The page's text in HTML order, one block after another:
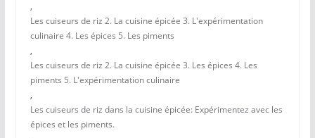
,
Les cuiseurs de riz 2. La cuisine épicée 3. L'expérimentation
culinaire 4. Les épices 5. Les piments
,
Les cuiseurs de riz 2. La cuisine épicée 3. Les épices 4. Les
piments 5. L'expérimentation culinaire
,
Les cuiseurs de riz dans la cuisine épicée: Expérimentez avec les
épices et les piments.